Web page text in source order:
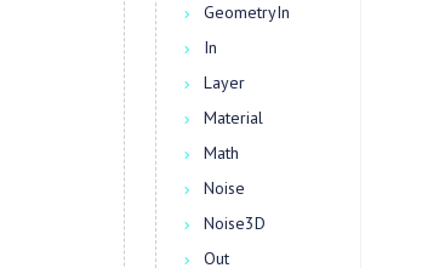
GeometryIn
In
Layer
Material
Math
Noise
Noise3D
Out